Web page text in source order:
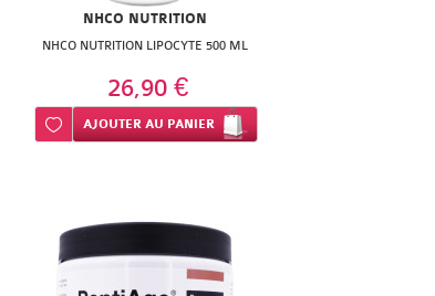
NHCO NUTRITION
NHCO NUTRITION LIPOCYTE 500 ML
26,90 €
Ajouter à ma liste d’envie
AJOUTER AU PANIER